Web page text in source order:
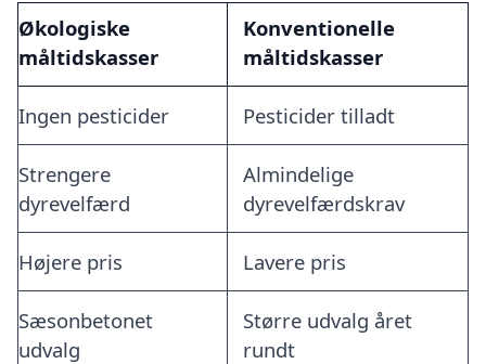
Økologiske
måltidskasser
Konventionelle
måltidskasser
Ingen pesticider Pesticider tilladt
Strengere
dyrevelfærd
Almindelige
dyrevelfærdskrav
Højere pris Lavere pris
Sæsonbetonet
udvalg
Større udvalg året
rundt